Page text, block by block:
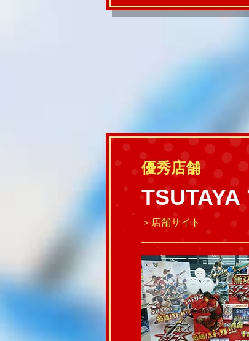
優秀店舗
＞店舗サイト